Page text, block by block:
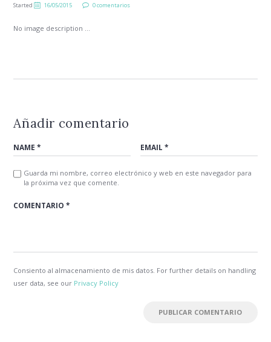
Started 16/05/2015 0 comentarios
No image description ...
Añadir comentario
Guarda mi nombre, correo electrónico y web en este navegador para
la próxima vez que comente.
Consiento al almacenamiento de mis datos. For further details on handling
user data, see our Privacy Policy